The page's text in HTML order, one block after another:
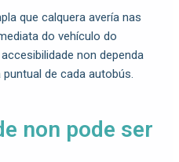
que calquera avería nas
do vehículo do
non dependa
de cada autobús.
non pode ser